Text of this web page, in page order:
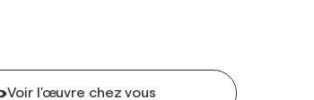
Voir l'œuvre chez vous